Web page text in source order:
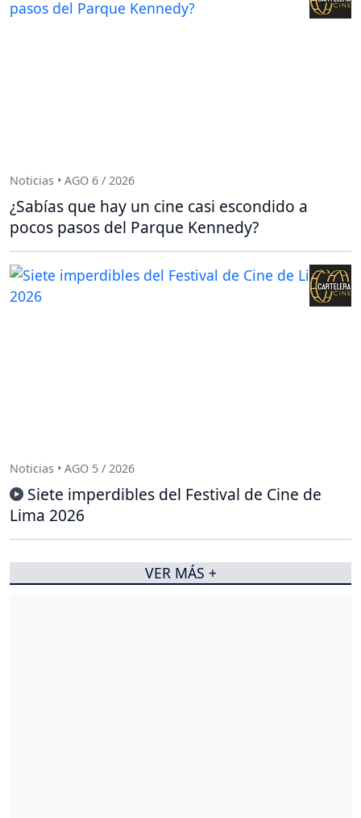
Noticias • AGO 6 / 2026
¿Sabías que hay un cine casi escondido a
pocos pasos del Parque Kennedy?
Noticias • AGO 5 / 2026
Siete imperdibles del Festival de Cine de
Lima 2026
VER MÁS +